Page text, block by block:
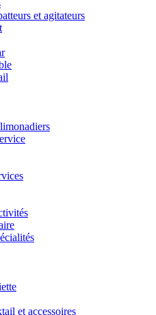
et agitateurs
et accessoires